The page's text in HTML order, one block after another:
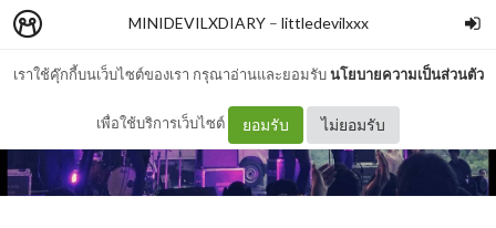
เราใช้คุ๊กกี้บนเว็บไซต์ของเรา กรุณาอ่านและยอมรับนโยบายความเป็นส่วนตัว
เพื่อใช้บริการเว็บไซต์ ยอมรับ ไม่ยอมรับ
MINIDEVILXDIARY– littledevilxxx